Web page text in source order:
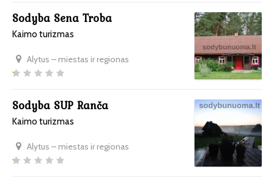
Sodyba Sena Troba
Kaimo turizmas
Alytus – miestas ir regionas
Sodyba SUP Ranča
Kaimo turizmas
Alytus – miestas ir regionas